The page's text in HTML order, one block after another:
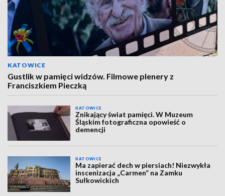
KATOWICE
Gustlik w pamięci widzów. Filmowe plenery z
Franciszkiem Pieczką
KATOWICE
Znikający świat pamięci. W Muzeum
Śląskim fotograficzna opowieść o
demencji
KATOWICE
Ma zapierać dech w piersiach! Niezwykła
inscenizacja „Carmen” na Zamku
Sułkowickich